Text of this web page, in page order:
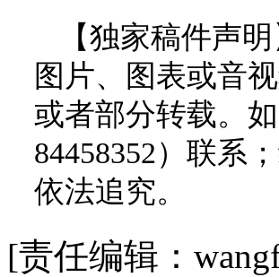
【独家稿件声
图片、图表或音
或者部分转载。
84458352）联系
依法追究。
[责任编辑：